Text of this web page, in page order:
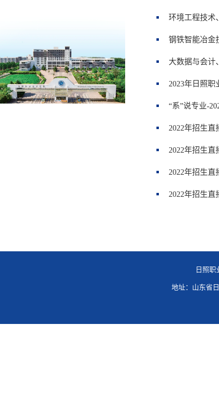
环境工程技术
钢铁智能冶金
大数据与会计
2023年日照
“系”说专业-
2022年招生直
2022年招生
2022年招生
2022年招生
日照职
地址：山东省